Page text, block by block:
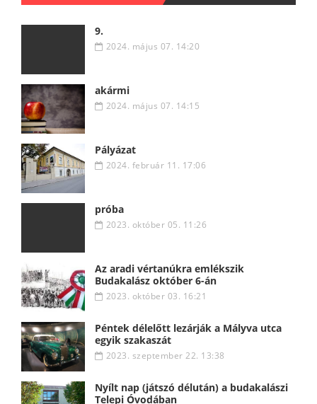
9.
2024. május 07. 14:20
akármi
2024. május 07. 14:15
Pályázat
2024. február 11. 17:06
próba
2023. október 05. 11:26
Az aradi vértanúkra emlékszik
Budakalász október 6-án
2023. október 03. 16:21
Péntek délelőtt lezárják a Mályva utca
egyik szakaszát
2023. szeptember 22. 13:38
Nyílt nap (játszó délután) a budakalászi
Telepi Óvodában